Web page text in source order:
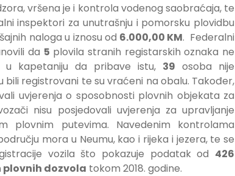
vršena je i kontrola vodenog saobraćaja, te
inspektori za unutrašnju i pomorsku plovidbu
naloga u iznosu od 6.000,00 KM. Federalni
da 5 plovila stranih registarskih oznaka ne
u kapetaniju da pribave istu, 39 osoba nije
bili registrovani te su vraćeni na obalu. Također,
uvjerenja o sposobnosti plovnih objekata za
nisu posjedovali uvjerenja za upravljanje
plovnim putevima. Navedenim kontrolama
mora u Neumu, kao i rijeka i jezera, te se
vozila što pokazuje podatak od 426
plovnih dozvola tokom 2018. godine.